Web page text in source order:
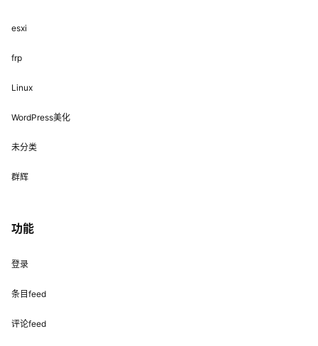
esxi
frp
Linux
WordPress美化
未分类
群辉
功能
登录
条目feed
评论feed